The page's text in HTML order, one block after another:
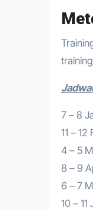
7 – 8
11 –
4 – 5
8 – 9
6 – 7
10 –